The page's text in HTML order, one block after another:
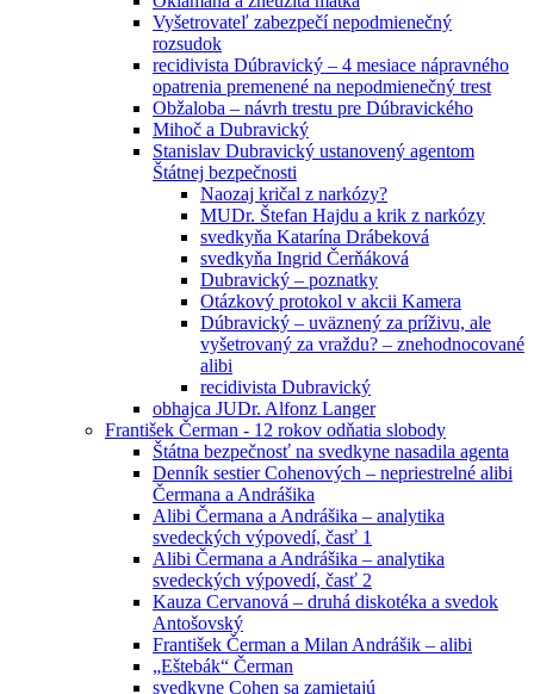
Vyšetrovateľ zabezpečí nepodmienečný
rozsudok
recidivista Dúbravický – 4 mesiace nápravného
opatrenia premenené na nepodmienečný trest
Obžaloba – návrh trestu pre Dúbravického
Mihoč a Dubravický
Stanislav Dubravický ustanovený agentom
Štátnej bezpečnosti
Naozaj kričal z narkózy?
MUDr. Štefan Hajdu a krik z narkózy
svedkyňa Katarína Drábeková
svedkyňa Ingrid Čerňáková
Dubravický – poznatky
Otázkový protokol v akcii Kamera
Dúbravický – uväznený za príživu, ale
vyšetrovaný za vraždu? – znehodnocované
alibi
recidivista Dubravický
obhajca JUDr. Alfonz Langer
František Čerman - 12 rokov odňatia slobody
Štátna bezpečnosť na svedkyne nasadila agenta
Denník sestier Cohenových – nepriestrelné alibi
Čermana a Andrášika
Alibi Čermana a Andrášika – analytika
svedeckých výpovedí, časť 1
Alibi Čermana a Andrášika – analytika
svedeckých výpovedí, časť 2
Kauza Cervanová – druhá diskotéka a svedok
Antošovský
František Čerman a Milan Andrášik – alibi
„Eštebák“ Čerman
svedkyne Cohen sa zamietajú